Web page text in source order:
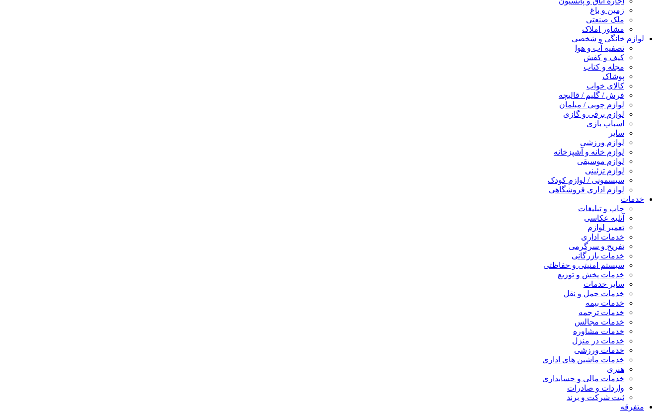
زمین و باغ
ملک صنعتی
مشاور املاک
لوازم خانگی و شخصی
تصفیه آب و هوا
کیف و کفش
مجله و کتاب
پوشاک
کالای خواب
فرش / گلیم / قالیچه
لوازم چوبی / مبلمان
لوازم برقی و گازی
اسباب بازی
سایر
لوازم ورزشی
لوازم خانه و آشپزخانه
لوازم موسیقی
لوازم تزئینی
سیسمونی / لوازم کودک
لوازم اداری فروشگاهی
خدمات
چاپ و تبلیغات
آتلیه عکاسی
تعمیر لوازم
خدمات اداری
تفریح و سرگرمی
خدمات بازرگانی
سیستم امنیتی و حفاظتی
خدمات پخش و توزیع
سایر خدمات
خدمات حمل و نقل
خدمات بیمه
خدمات ترجمه
خدمات مجالس
خدمات مشاوره
خدمات در منزل
خدمات ورزشی
خدمات ماشین های اداری
هنری
خدمات مالی و حسابداری
واردات و صادرات
ثبت شرکت و برند
متفرقه